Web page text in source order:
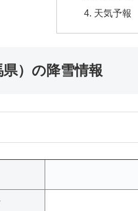
天気予報
）の降雪情報